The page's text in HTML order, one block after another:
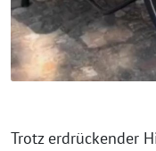
⁨Trotz erdrückender